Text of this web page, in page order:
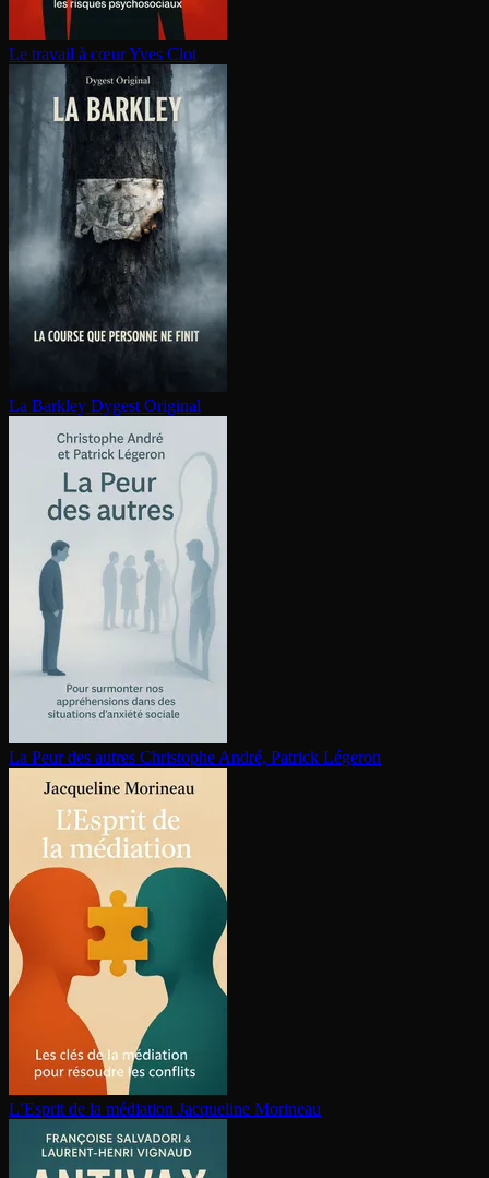
Le travail à cœurYves Clot
La Barkley Dygest Original
La Peur des autres Christophe André, Patrick Légeron
L’Esprit de la médiation Jacqueline Morineau